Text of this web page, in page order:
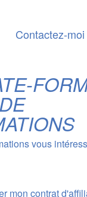
Contactez-moi
DE
vous
mon contrat